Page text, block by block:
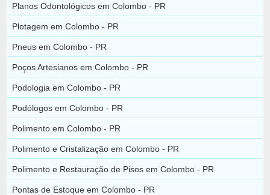
Planos Odontológicos em Colombo - PR
Plotagem em Colombo - PR
Pneus em Colombo - PR
Poços Artesianos em Colombo - PR
Podologia em Colombo - PR
Podólogos em Colombo - PR
Polimento em Colombo - PR
Polimento e Cristalização em Colombo - PR
Polimento e Restauração de Pisos em Colombo - PR
Pontas de Estoque em Colombo - PR